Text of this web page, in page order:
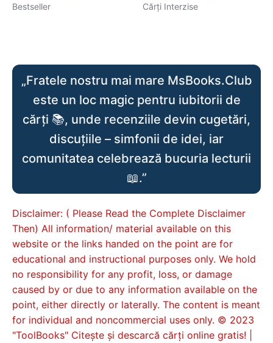
Bestseller Cărți Interzise
„Fratele nostru mai mare MsBooks.Club
este un loc magic pentru iubitorii de
cărți 📚, unde recenziile devin cugetări,
discuțiile – simfonii de idei, iar
comunitatea celebrează bucuria lecturii
📖.”
Disclaimer: ( Please Read the Complete Disclaimer
Then) All information/ material available on this
website or the links handed on the point are for
educational and instructional purposes only. We hold
no responsibility for any profit, loss, or damage
caused by or due to any information available on the
point, either directly or laterally. The content is meant
for individual and noncommercial uses only. © 2023
"ToolBooks" Citește și descarcă cărți online gratis! |